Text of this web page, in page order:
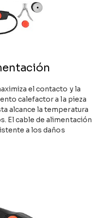
el contacto y la
calefactor a la pieza
alcance la temperatura
El cable de alimentación
a los daños